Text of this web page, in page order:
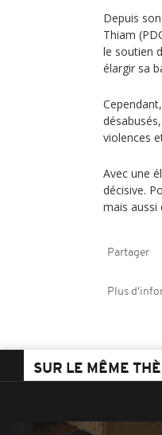
Depuis
Thiam
le soutien
élargir sa
violences
Avec une
décisive.
mais aussi
Partager
Plus
SUR LE MÊME